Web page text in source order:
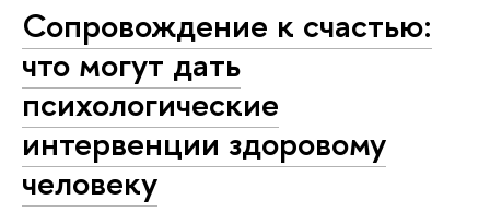
Сопровождение к счастью:
что могут дать
психологические
интервенции здоровому
человеку